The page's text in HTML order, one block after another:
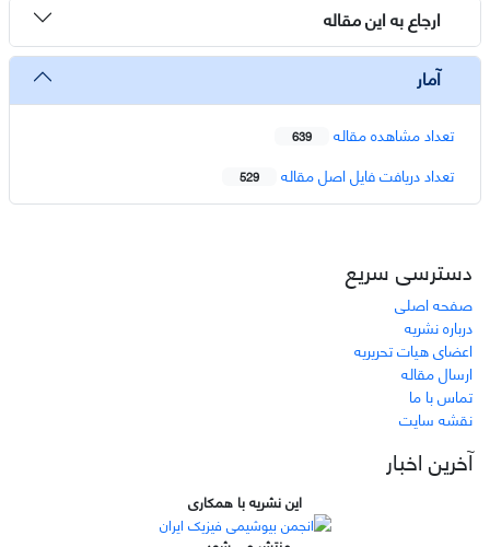
ارجاع به این مقاله
آمار
تعداد مشاهده مقاله 639
تعداد دریافت فایل اصل مقاله 529
دسترسی سریع
صفحه اصلی
درباره نشریه
اعضای هیات تحریریه
ارسال مقاله
تماس با ما
نقشه سایت
آخرین اخبار
این نشریه با همکاری